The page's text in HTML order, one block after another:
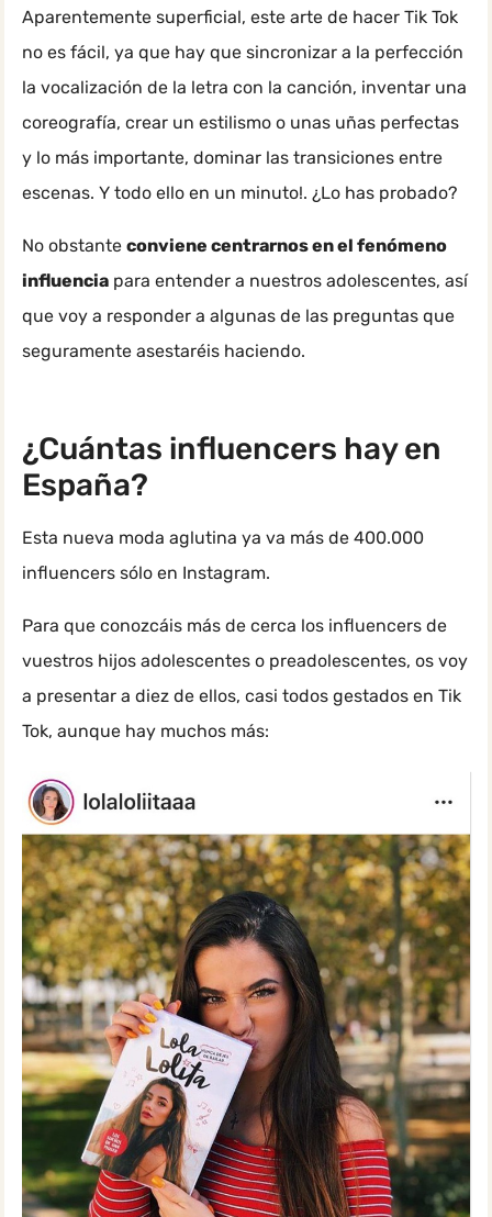
Aparentemente superficial, este arte de hacer Tik Tok
no es fácil, ya que hay que sincronizar a la perfección
la vocalización de la letra con la canción, inventar una
coreografía, crear un estilismo o unas uñas perfectas
y lo más importante, dominar las transiciones entre
escenas. Y todo ello en un minuto!. ¿Lo has probado?
No obstante conviene centrarnos en el fenómeno
influencia para entender a nuestros adolescentes, así
que voy a responder a algunas de las preguntas que
seguramente asestaréis haciendo.
¿Cuántas influencers hay en
España?
Esta nueva moda aglutina ya va más de 400.000
influencers sólo en Instagram.
Para que conozcáis más de cerca los influencers de
vuestros hijos adolescentes o preadolescentes, os voy
a presentar a diez de ellos, casi todos gestados en Tik
Tok, aunque hay muchos más: